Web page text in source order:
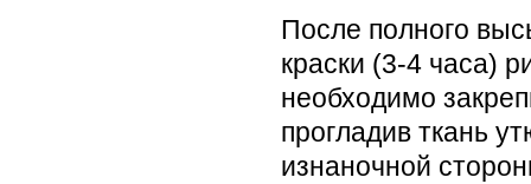
После полного
краски (3-4 часа)
необходимо
прогладив ткань
изнаночной